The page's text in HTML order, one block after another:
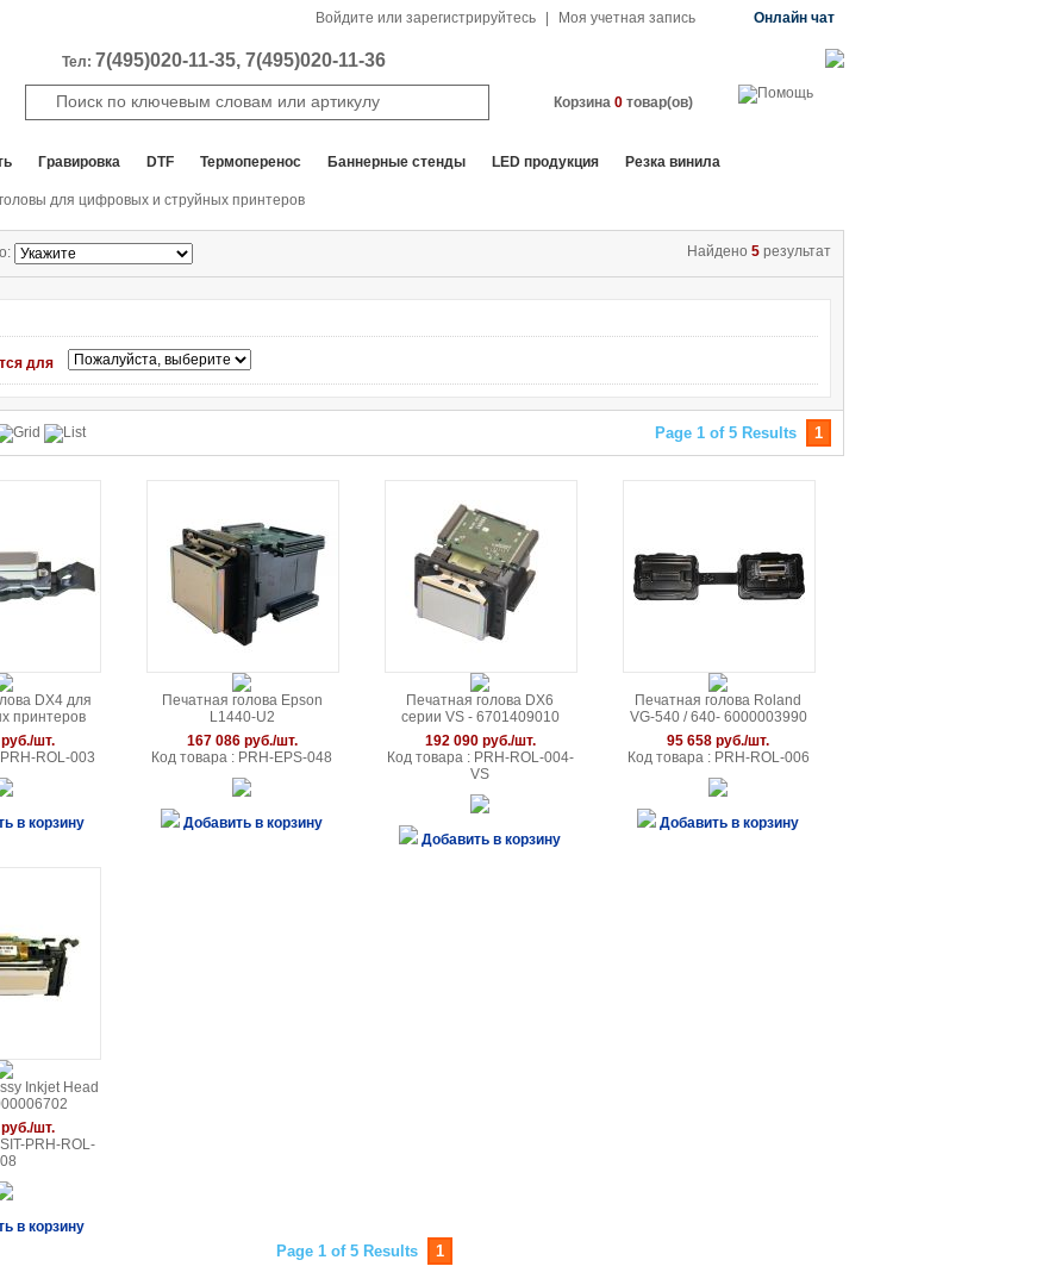
Войдите или зарегистрируйтесь Моя учетная запись Онлайн чат
Тел: 7(495)020-11-35, 7(495)020-11-36
Корзина 0товар(ов)
Гравировка DTF Термоперенос Баннерные стенды LED продукция Резка винила
для цифровых и струйных принтеров
Найдено 5 результат
для
Page 1 of 5 Results 1
DX4 для
принтеров
/ Mimaki /
шт.
ROL-003
в корзину
Печатная голова Epson
L1440-U2
167 086 руб./шт.
Код товара : PRH-EPS-048
Добавить в корзину
Печатная голова DX6
серии VS - 6701409010
192 090 руб./шт.
Код товара : PRH-ROL-004-
VS
Добавить в корзину
Печатная голова Roland
VG-540 / 640- 6000003990
95 658 руб./шт.
Код товара : PRH-ROL-006
Добавить в корзину
Inkjet Head
шт.
PRH-ROL-
в корзину
Page 1 of 5 Results 1